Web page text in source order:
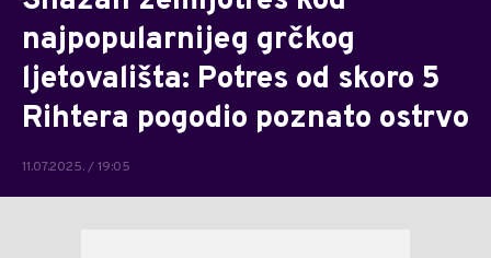
najpopularnijeg grčkog
ljetovališta: Potres od skoro 5
Rihtera pogodio poznato ostrvo
11.07.2025. / 19:05